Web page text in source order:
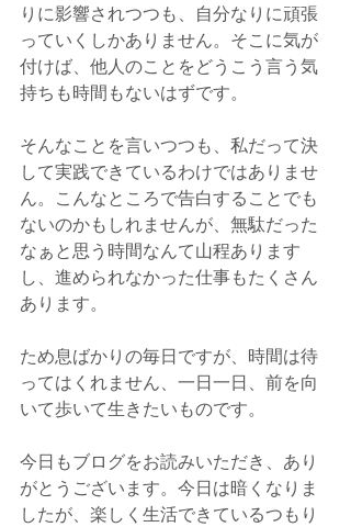
りに影響されつつも、自分なりに頑張
っていくしかありません。そこに気が
付けば、他人のことをどうこう言う気
持ちも時間もないはずです。
そんなことを言いつつも、私だって決
して実践できているわけではありませ
ん。こんなところで告白することでも
ないのかもしれませんが、無駄だった
なぁと思う時間なんて山程あります
し、進められなかった仕事もたくさん
あります。
ため息ばかりの毎日ですが、時間は待
ってはくれません、一日一日、前を向
いて歩いて生きたいものです。
今日もブログをお読みいただき、あり
がとうございます。今日は暗くなりま
したが、楽しく生活できているつもり